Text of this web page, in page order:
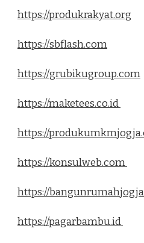
https://produkrakyat.org
https://sbflash.com
https://grubikugroup.com
https://maketees.co.id
https://
https://konsulweb.com
https://
https://pagarbambu.id